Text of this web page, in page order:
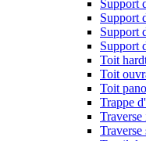
Support
Support
Support
Support
Toit
Toit
Toit
Trappe
Traverse